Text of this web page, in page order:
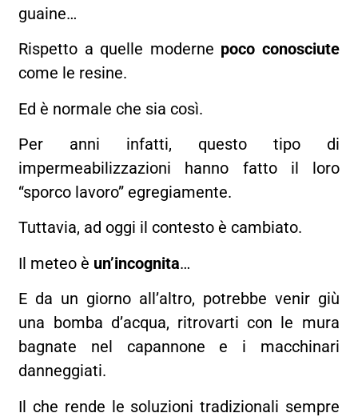
guaine…
Rispetto a quelle moderne poco conosciute
come le resine.
Ed è normale che sia così.
Per anni infatti, questo tipo di
impermeabilizzazioni hanno fatto il loro
“sporco lavoro” egregiamente.
Tuttavia, ad oggi il contesto è cambiato.
Il meteo è un’incognita…
E da un giorno all’altro, potrebbe venir giù
una bomba d’acqua, ritrovarti con le mura
bagnate nel capannone e i macchinari
danneggiati.
Il che rende le soluzioni tradizionali sempre